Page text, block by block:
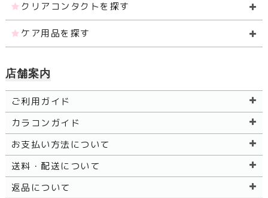
クリアコンタクトを探す
ケア用品を探す
店舗案内
ご利用ガイド
カラコンガイド
お支払い方法について
送料・配送について
返品について